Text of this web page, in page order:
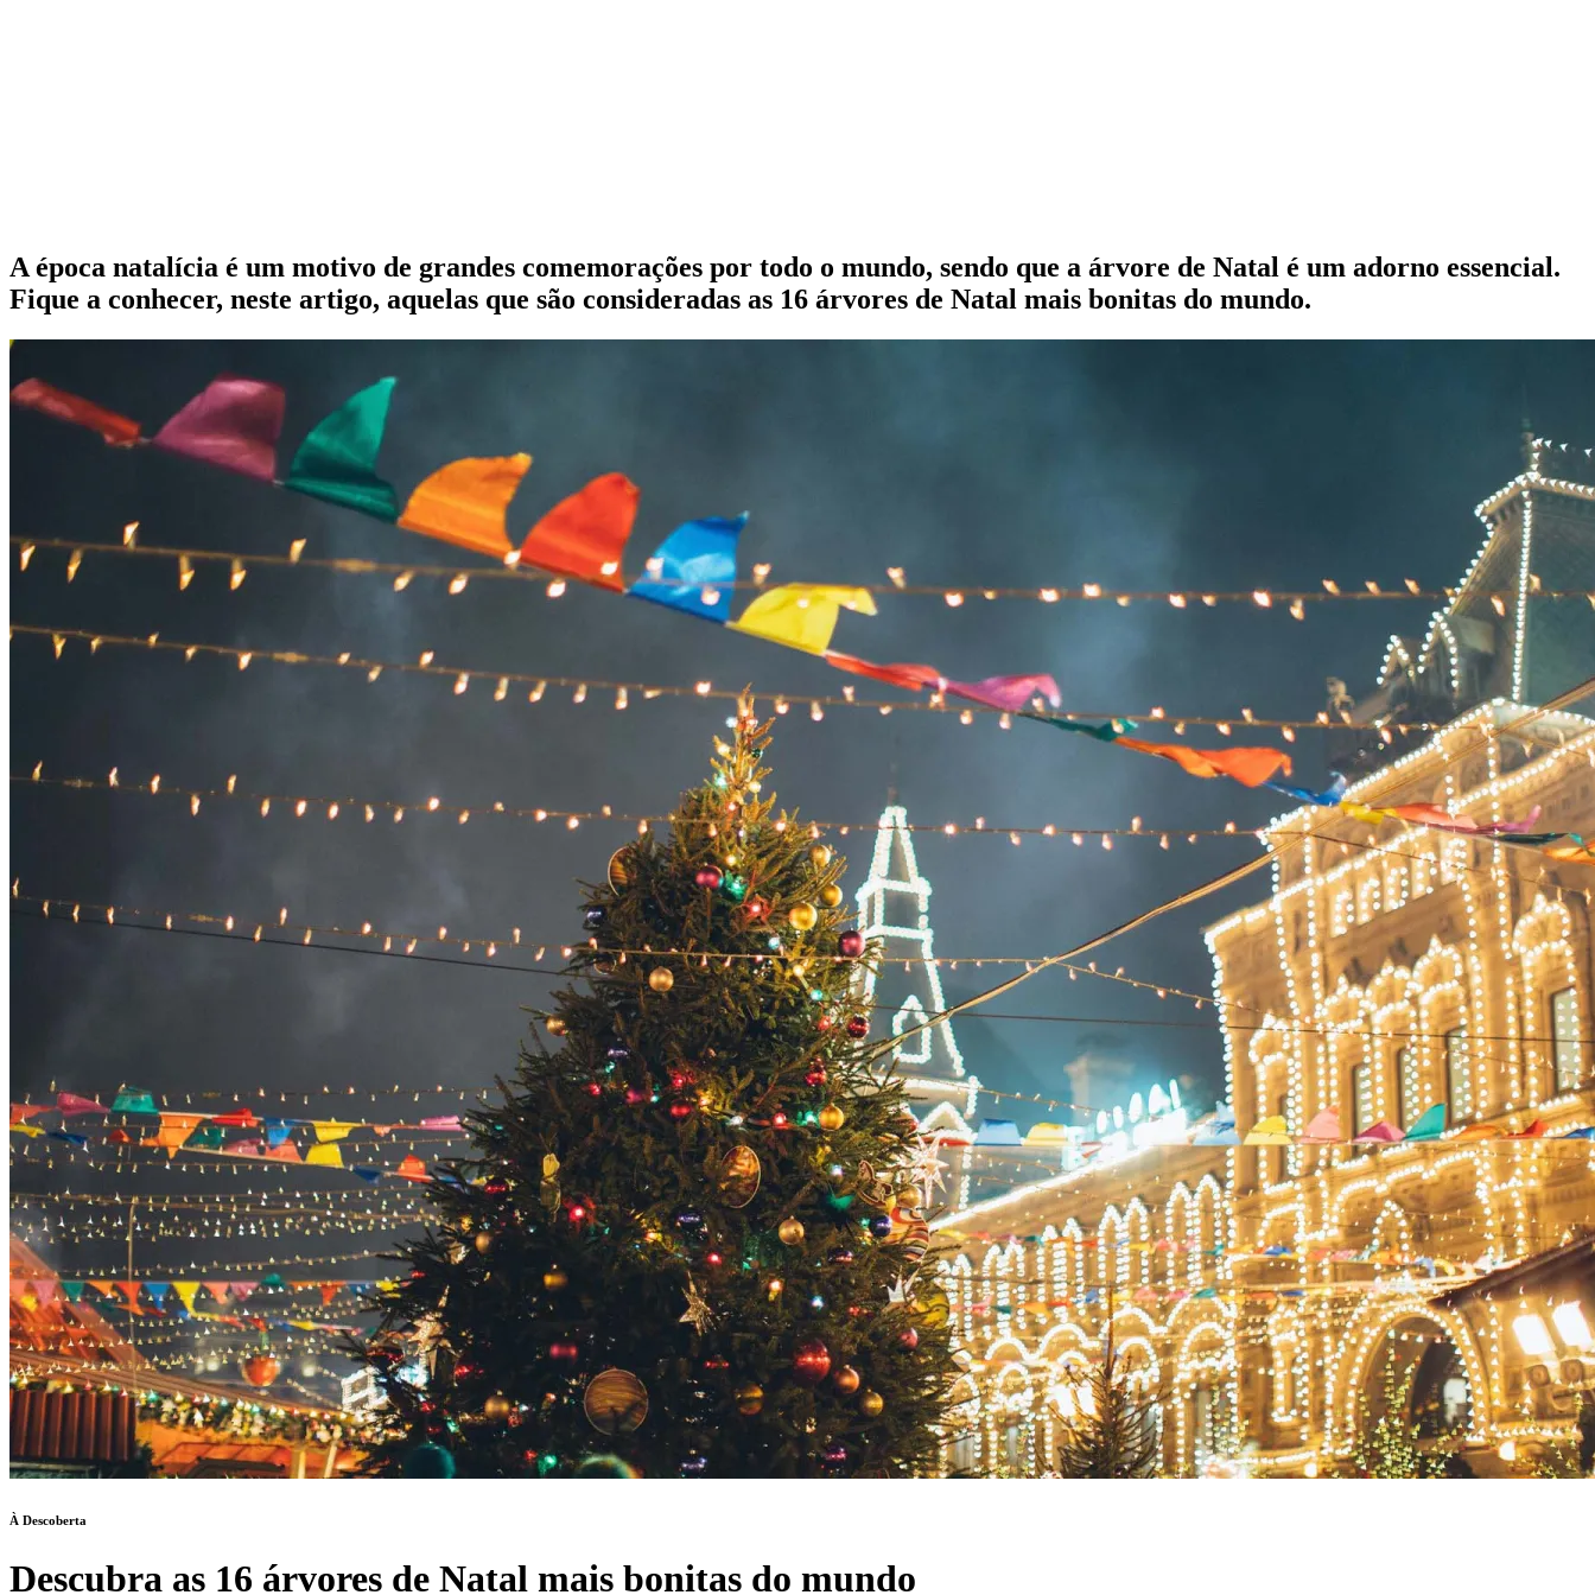
A época natalícia é um motivo de grandes comemorações por todo o mundo, sendo que a árvore de Natal é um adorno essencial.
Fique a conhecer, neste artigo, aquelas que são consideradas as 16 árvores de Natal mais bonitas do mundo.
À Descoberta
Descubra as 16 árvores de Natal mais bonitas do mundo